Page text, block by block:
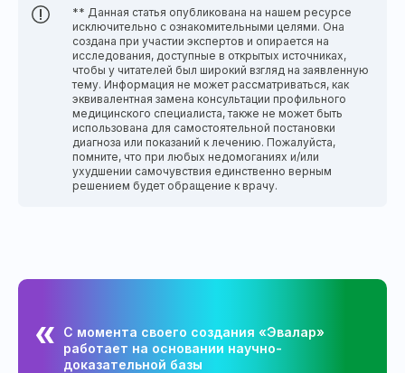
** Данная статья опубликована на нашем ресурсе
исключительно с ознакомительными целями. Она
создана при участии экспертов и опирается на
исследования, доступные в открытых источниках,
чтобы у читателей был широкий взгляд на заявленную
тему. Информация не может рассматриваться, как
эквивалентная замена консультации профильного
медицинского специалиста, также не может быть
использована для самостоятельной постановки
диагноза или показаний к лечению. Пожалуйста,
помните, что при любых недомоганиях и/или
ухудшении самочувствия единственно верным
решением будет обращение к врачу.
С момента своего создания «Эвалар»
работает на основании научно-
доказательной базы